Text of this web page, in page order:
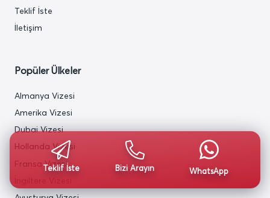
Teklif İste
İletişim
Popüler Ülkeler
Almanya Vizesi
Amerika Vizesi
Dubai Vizesi
Hollanda Vizesi
Fransa Vizesi
İngiltere Vizesi
Teklif İste Bizi Arayın WhatsApp